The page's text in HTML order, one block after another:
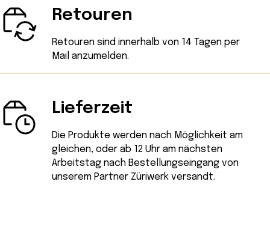
Retouren
Retouren sind innerhalb von 14 Tagen per
Mail anzumelden.
Lieferzeit
Die Produkte werden nach Möglichkeit am
gleichen, oder ab 12 Uhr am nächsten
Arbeitstag nach Bestellungseingang von
unserem Partner Züriwerk versandt.